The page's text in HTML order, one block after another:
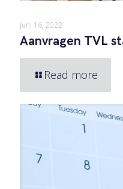
juni 16, 2022
Aanvragen TVL
Read more